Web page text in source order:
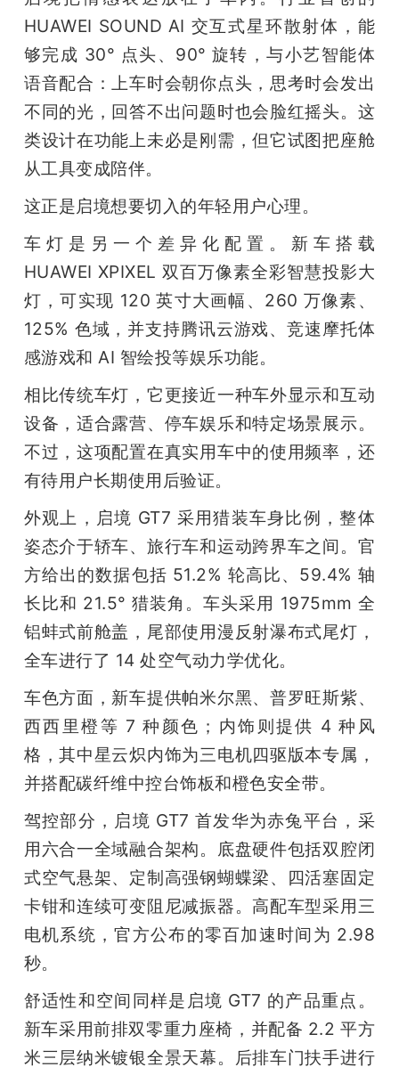
HUAWEI SOUND AI 交互式星环散射体，能
够完成 30° 点头、90° 旋转，与小艺智能体
语音配合：上车时会朝你点头，思考时会发出
不同的光，回答不出问题时也会脸红摇头。这
类设计在功能上未必是刚需，但它试图把座舱
从工具变成陪伴。
这正是启境想要切入的年轻用户心理。
车灯是另一个差异化配置。新车搭载
HUAWEI XPIXEL 双百万像素全彩智慧投影大
灯，可实现 120 英寸大画幅、260 万像素、
125% 色域，并支持腾讯云游戏、竞速摩托体
感游戏和 AI 智绘投等娱乐功能。
相比传统车灯，它更接近一种车外显示和互动
设备，适合露营、停车娱乐和特定场景展示。
不过，这项配置在真实用车中的使用频率，还
有待用户长期使用后验证。
外观上，启境 GT7 采用猎装车身比例，整体
姿态介于轿车、旅行车和运动跨界车之间。官
方给出的数据包括 51.2% 轮高比、59.4% 轴
长比和 21.5° 猎装角。车头采用 1975mm 全
铝蚌式前舱盖，尾部使用漫反射瀑布式尾灯，
全车进行了 14 处空气动力学优化。
车色方面，新车提供帕米尔黑、普罗旺斯紫、
西西里橙等 7 种颜色；内饰则提供 4 种风
格，其中星云炽内饰为三电机四驱版本专属，
并搭配碳纤维中控台饰板和橙色安全带。
驾控部分，启境 GT7 首发华为赤兔平台，采
用六合一全域融合架构。底盘硬件包括双腔闭
式空气悬架、定制高强钢蝴蝶梁、四活塞固定
卡钳和连续可变阻尼减振器。高配车型采用三
电机系统，官方公布的零百加速时间为 2.98
秒。
舒适性和空间同样是启境 GT7 的产品重点。
新车采用前排双零重力座椅，并配备 2.2 平方
米三层纳米镀银全景天幕。后排车门扶手进行